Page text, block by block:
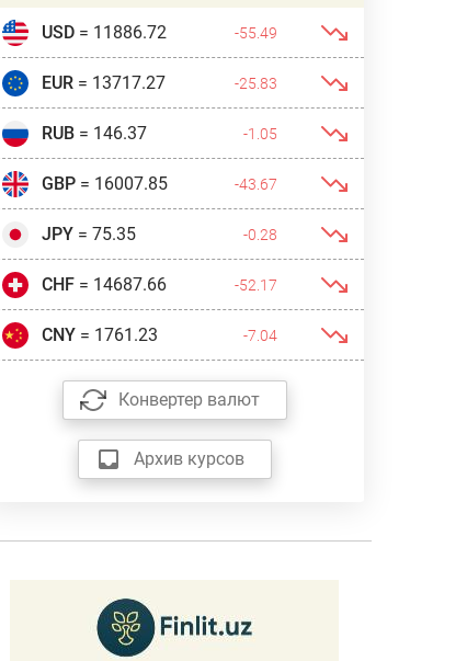
USD= 11886.72 -55.49
EUR= 13717.27 -25.83
RUB= 146.37 -1.05
GBP= 16007.85 -43.67
JPY= 75.35 -0.28
CHF= 14687.66 -52.17
CNY= 1761.23 -7.04
Конвертер валют
Архив курсов